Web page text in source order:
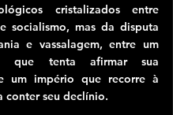
cristalizados entre
socialismo, mas da disputa
e vassalagem, entre um
que tenta afirmar sua
um império que recorre à
conter seu declínio.